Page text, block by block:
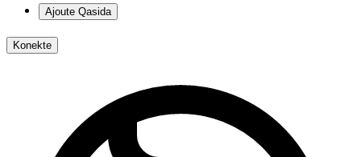
Ajoute Qasida
Konekte